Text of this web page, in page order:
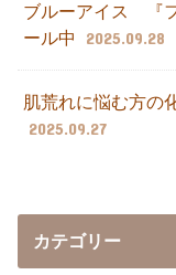
ブルーアイス 『
ール中
2025.09.28
肌荒れに悩む方の
2025.09.27
カテゴリー